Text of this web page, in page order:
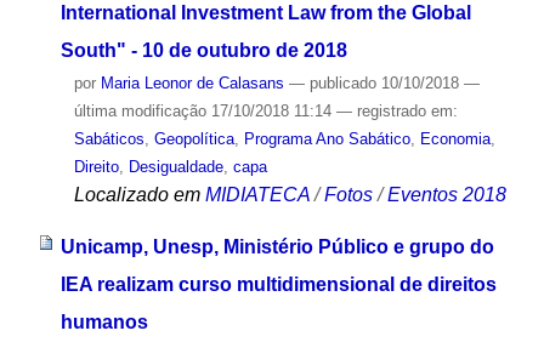
International Investment Law from the Global
South" - 10 de outubro de 2018
por Maria Leonor de Calasans — publicado10/10/2018 —
última modificação17/10/2018 11:14 — registrado em:
Sabáticos Geopolítica, Programa Ano Sabático, Economia,
Direito, Desigualdade, capa
Localizado em MIDIATECA /Fotos /Eventos 2018
Unicamp, Unesp, Ministério Público e grupo do
IEA realizam curso multidimensional de direitos
humanos